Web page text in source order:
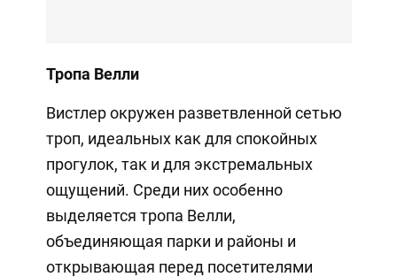
Тропа Велли
Вистлер окружен разветвленной сетью
троп, идеальных как для спокойных
прогулок, так и для экстремальных
ощущений. Среди них особенно
выделяется тропа Велли,
объединяющая парки и районы и
открывающая перед посетителями